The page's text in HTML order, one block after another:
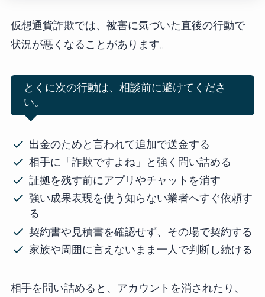
仮想通貨詐欺では、被害に気づいた直後の行動で
状況が悪くなることがあります。
とくに次の行動は、相談前に避けてくださ
い。
出金のためと言われて追加で送金する
相手に「詐欺ですよね」と強く問い詰める
証拠を残す前にアプリやチャットを消す
強い成果表現を使う知らない業者へすぐ依頼す
る
契約書や見積書を確認せず、その場で契約する
家族や周囲に言えないまま一人で判断し続ける
相手を問い詰めると、アカウントを消されたり、